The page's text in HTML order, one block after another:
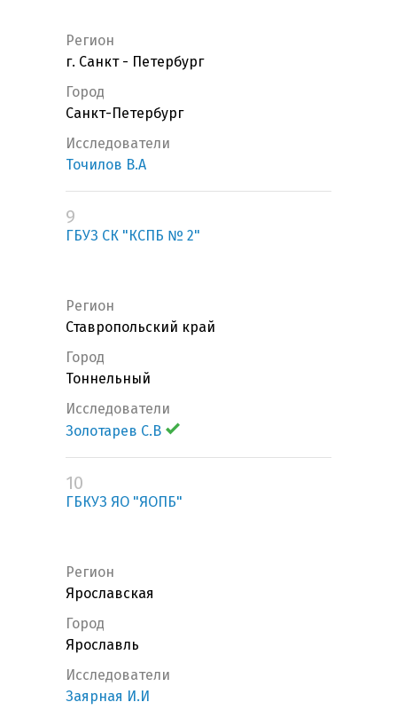
Регион
г. Санкт - Петербург
Город
Санкт-Петербург
Исследователи
Точилов В.А
9
ГБУЗ СК "КСПБ № 2"
Регион
Ставропольский край
Город
Тоннельный
Исследователи
Золотарев С.В
10
ГБКУЗ ЯО "ЯОПБ"
Регион
Ярославская
Город
Ярославль
Исследователи
Заярная И.И